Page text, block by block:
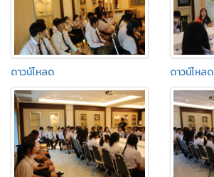
ดาวน์โหลด ดาวน์โหลด